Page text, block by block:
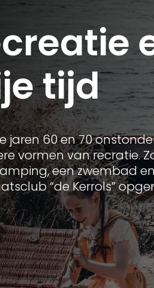
tijd
jaren 60 en 70
vormen van recratie.
een zwembad
“de Kerrols”